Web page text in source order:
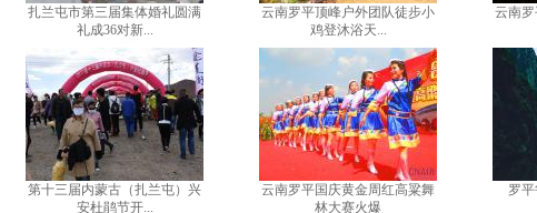
扎兰屯市第三届集体婚礼圆满
礼成36对新...
第十三届内蒙古（扎兰屯）兴
安杜鹃节开...
云南罗平顶峰户外团队徒步小
鸡登沐浴天...
云南罗平国庆黄金周红高粱舞
林大赛火爆
云南
罗